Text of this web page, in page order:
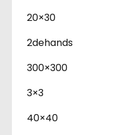
20×30
2dehands
300×300
3×3
40×40